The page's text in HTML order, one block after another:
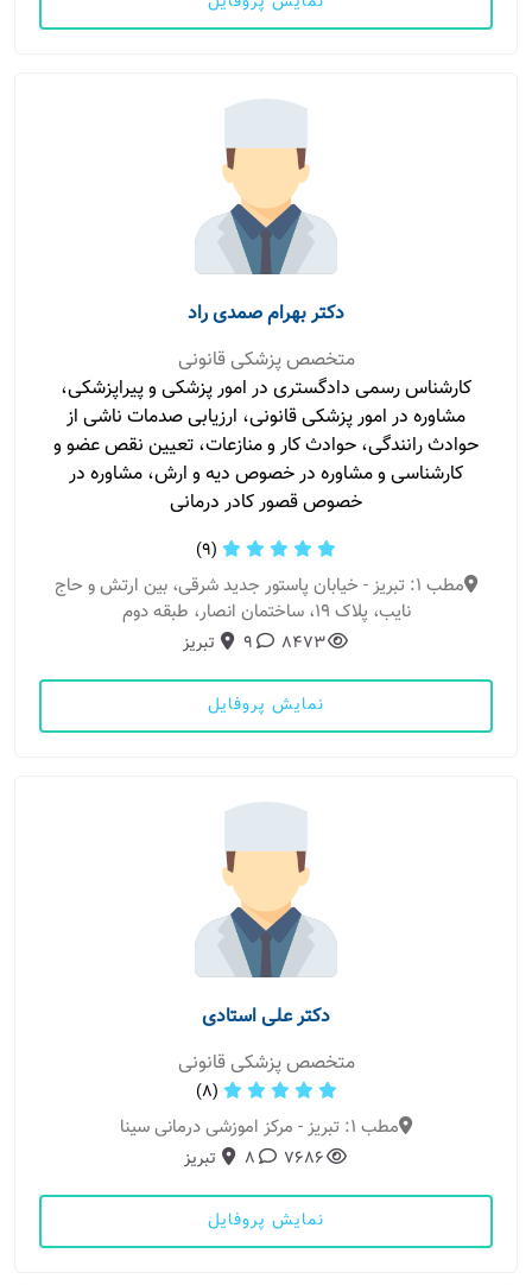
دکتر بهرام صمدی راد
متخصص پزشکی قانونی
کارشناس رسمی دادگستری در امور پزشکی و پیراپزشکی،
مشاوره در امور پزشکی قانونی، ارزیابی صدمات ناشی از
حوادث رانندگی، حوادث کار و منازعات، تعیین نقص عضو و
کارشناسی و مشاوره در خصوص دیه و ارش، مشاوره در
خصوص قصور کادر درمانی
(9)
مطب 1: تبریز - خیابان پاستور جدید شرقی، بین ارتش و حاج
نایب، پلاک 19، ساختمان انصار، طبقه دوم
8473
9 تبریز
نمایش پروفایل
دکتر علی استادی
متخصص پزشکی قانونی
(8)
مطب 1: تبریز - مرکز اموزشی درمانی سینا
7686
8 تبریز
نمایش پروفایل